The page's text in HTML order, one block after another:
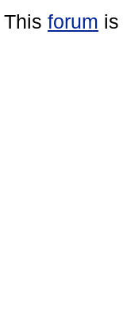
This forum